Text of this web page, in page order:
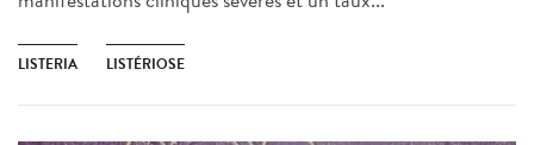
LISTERIA LISTÉRIOSE